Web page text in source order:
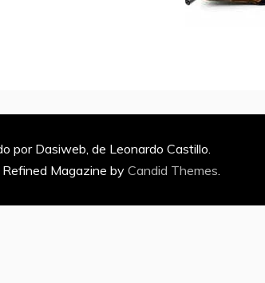
por Dasiweb, de Leonardo Castillo.
Refined Magazine byCandid Themes.